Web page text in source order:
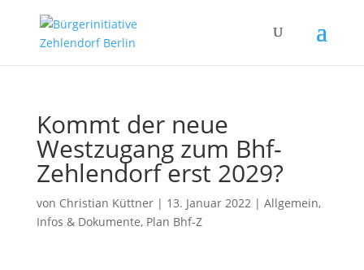
Kommt der neue
Westzugang zum Bhf-
Zehlendorf erst 2029?
von Christian Küttner| 13. Januar 2022| Allgemein,
Infos & Dokumente, Plan Bhf-Z